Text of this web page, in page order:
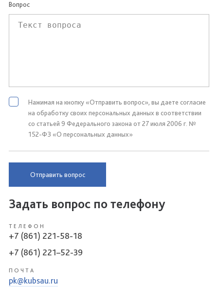
Вопрос
Нажимая на кнопку «Отправить вопрос», вы даете согласие
на обработку своих персональных данных в соответствии
со статьей 9 Федерального закона от 27 июля 2006 г. №
152-ФЗ «О персональных данных»
Отправить вопрос
Задать вопрос по телефону
ТЕЛЕФОН
+7 (861) 221-58-18
+7 (861) 221–52-39
ПОЧТА
pk@kubsau.ru